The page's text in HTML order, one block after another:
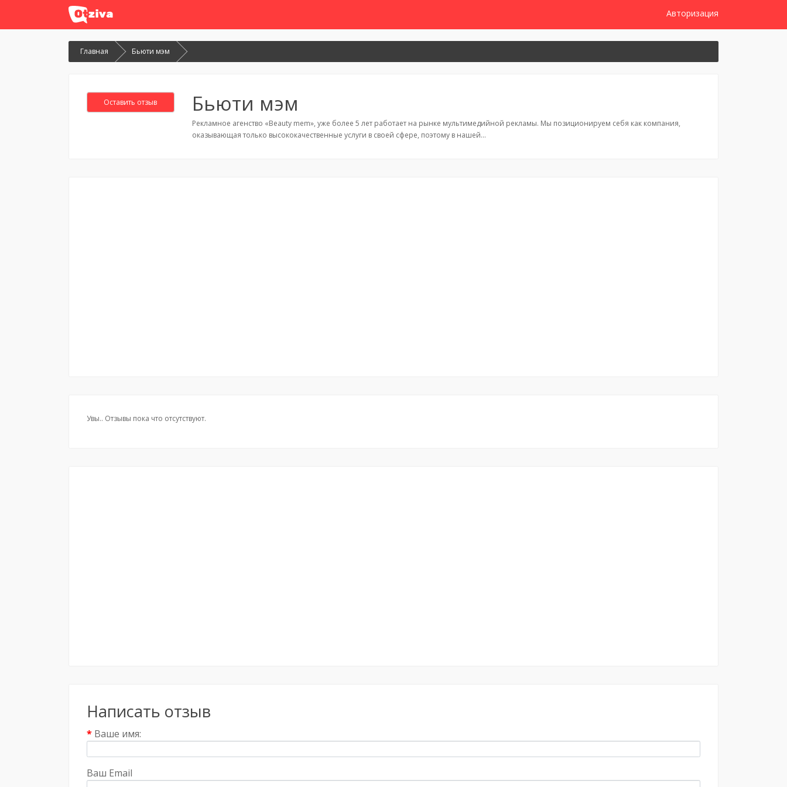
Авторизация
Главная Бьюти мэм
Оставить отзыв Бьюти мэм
Рекламное агенство «Beauty mem», уже более 5 лет работает на рынке мультимедийной рекламы. Мы позиционируем себя как компания,
оказывающая только высококачественные услуги в своей сфере, поэтому в нашей…
Увы.. Отзывы пока что отсутствуют.
Написать отзыв
Ваше имя:
Ваш Email